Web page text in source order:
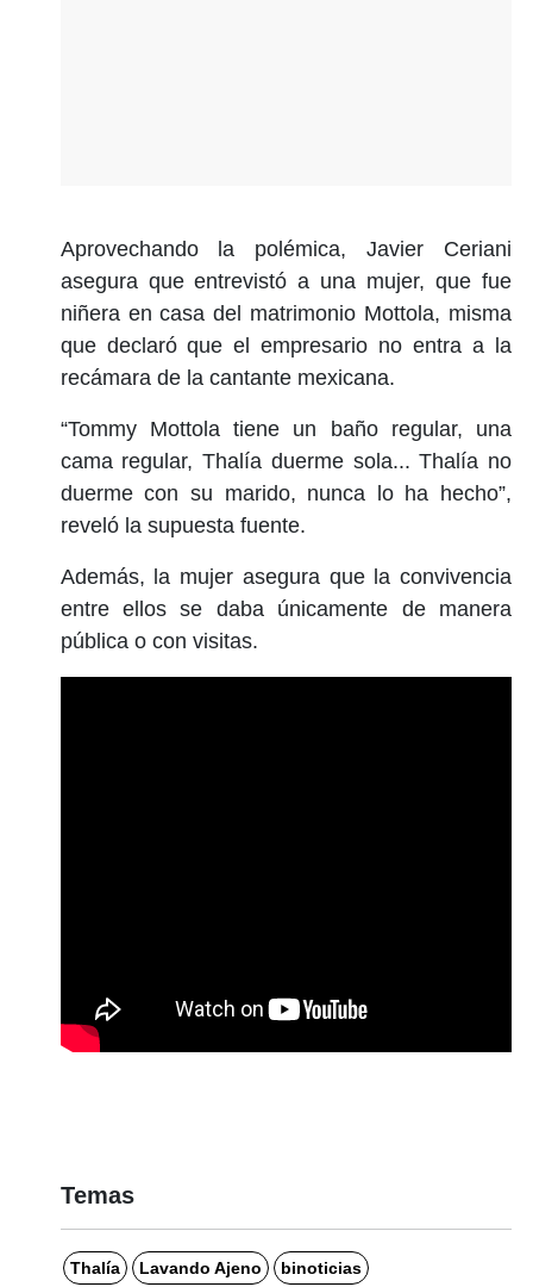
Aprovechando la polémica, Javier Ceriani
asegura que entrevistó a una mujer, que fue
niñera en casa del matrimonio Mottola, misma
que declaró que el empresario no entra a la
recámara de la cantante mexicana.
“Tommy Mottola tiene un baño regular, una
cama regular, Thalía duerme sola... Thalía no
duerme con su marido, nunca lo ha hecho”,
reveló la supuesta fuente.
Además, la mujer asegura que la convivencia
entre ellos se daba únicamente de manera
pública o con visitas.
Temas
Thalía Lavando Ajeno binoticias